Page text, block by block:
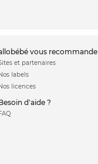
vous recommande
et partenaires
labels
licences
d'aide ?